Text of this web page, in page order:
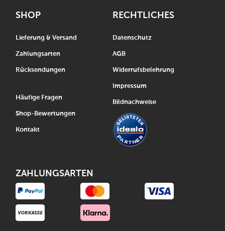
SHOP
Lieferung & Versand
Zahlungsarten
Rücksendungen
Häufige Fragen
Shop-Bewertungen
Kontakt
RECHTLICHES
Datenschutz
AGB
Widerrufsbelehrung
Impressum
Bildnachweise
ZAHLUNGSARTEN